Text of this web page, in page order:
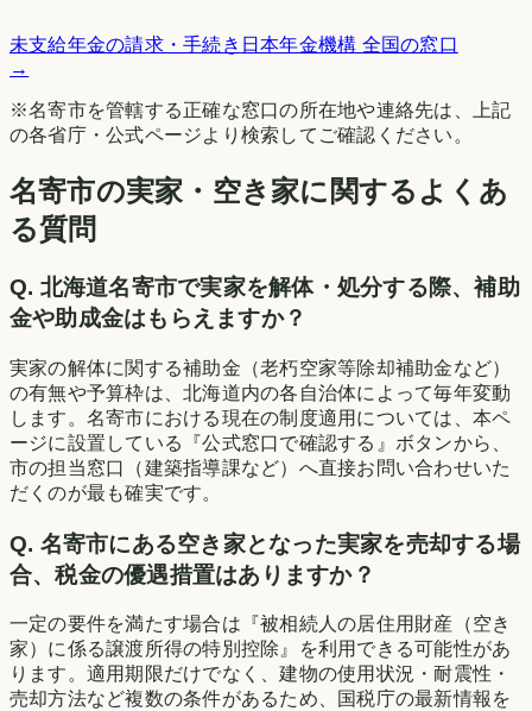
未支給年金の請求・手続き 日本年金機構 全国の窓口
→
※名寄市を管轄する正確な窓口の所在地や連絡先は、上記
の各省庁・公式ページより検索してご確認ください。
名寄市の実家・空き家に関するよくあ
る質問
Q. 北海道名寄市で実家を解体・処分する際、補助
金や助成金はもらえますか？
実家の解体に関する補助金（老朽空家等除却補助金など）
の有無や予算枠は、北海道内の各自治体によって毎年変動
します。名寄市における現在の制度適用については、本ペ
ージに設置している『公式窓口で確認する』ボタンから、
市の担当窓口（建築指導課など）へ直接お問い合わせいた
だくのが最も確実です。
Q. 名寄市にある空き家となった実家を売却する場
合、税金の優遇措置はありますか？
一定の要件を満たす場合は『被相続人の居住用財産（空き
家）に係る譲渡所得の特別控除』を利用できる可能性があ
ります。適用期限だけでなく、建物の使用状況・耐震性・
売却方法など複数の条件があるため、国税庁の最新情報を